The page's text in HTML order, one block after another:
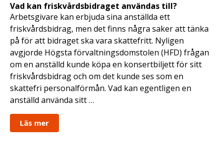
Vad kan friskvårdsbidraget användas till?
Arbetsgivare kan erbjuda sina anställda ett
friskvårdsbidrag, men det finns några saker att tänka
på för att bidraget ska vara skattefritt. Nyligen
avgjorde Högsta förvaltningsdomstolen (HFD) frågan
om en anställd kunde köpa en konsertbiljett för sitt
friskvårdsbidrag och om det kunde ses som en
skattefri personalförmån. Vad kan egentligen en
anställd använda sitt …
Läs mer